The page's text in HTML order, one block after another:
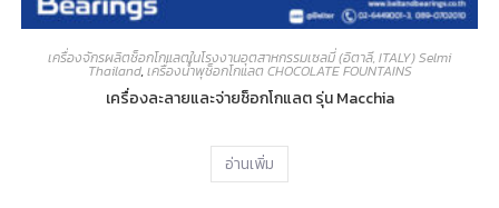
เครื่องจักรผลิตช็อกโกแลตในโรงงานอุตสาหกรรมเซลมี่ (อิตาลี, ITALY) Selmi
Thailand,เครื่องน้ำพุช็อกโกแลต CHOCOLATE FOUNTAINS
เครื่องละลายและจ่ายช็อกโกแลต รุ่น Macchia
อ่านเพิ่ม